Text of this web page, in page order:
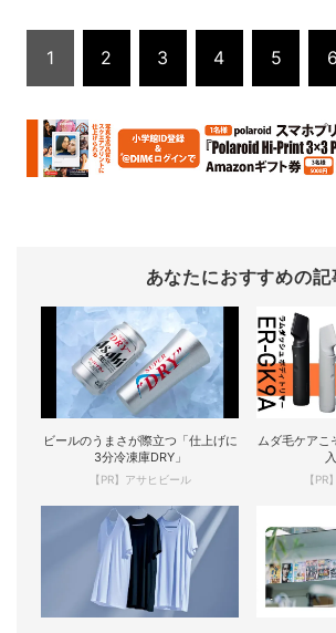
1 2 3 4 5 6
あなたにおすすめの記
ビールのうまさが際立つ「仕上げに
3分冷凍庫DRY」
【PR】アサヒビール
ムダ毛ケアこ
【